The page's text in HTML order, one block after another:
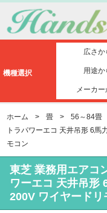
機種選択
広さ
用途
メーカ
ホーム > 畳 > 56～84畳
トラパワーエコ 天井吊形 6馬
モコン
東芝 業務用エアコ
ワーエコ 天井吊形
200V ワイヤードリ